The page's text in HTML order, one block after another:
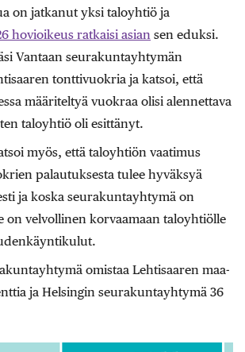
on jatkanut yksi taloyhtiö ja
hovioikeus ratkaisi asian sen eduksi.
Vantaan seurakuntayhtymän
tonttivuokria ja katsoi, että
määriteltyä vuokraa olisi alennettava
taloyhtiö oli esittänyt.
myös, että taloyhtiön vaatimus
palautuksesta tulee hyväksyä
ja koska seurakuntayhtymä on
on velvollinen korvaamaan taloyhtiölle
omistaa Lehtisaaren maa-
ja Helsingin seurakuntayhtymä 36